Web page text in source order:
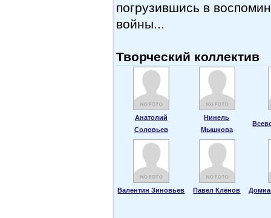
погрузившись в
войны...
Творческий коллектив
Анатолий
Соловьев
Нинель
Мышкова
Валентин Зиновьев Павел Клёнов